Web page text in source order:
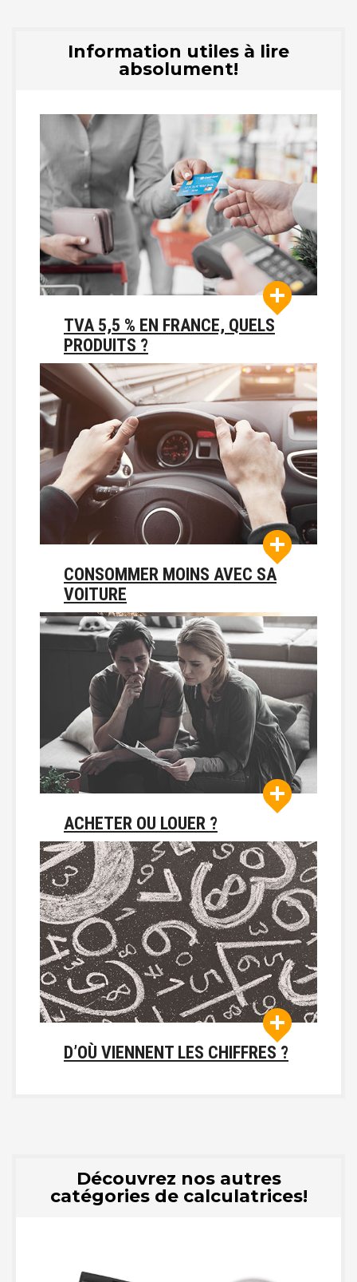
Information utiles à lire
absolument!
TVA 5,5 % EN FRANCE, QUELS
PRODUITS ?
CONSOMMER MOINS AVEC SA
VOITURE
ACHETER OU LOUER ?
D’OÙ VIENNENT LES CHIFFRES ?
Découvrez nos autres
catégories de calculatrices!